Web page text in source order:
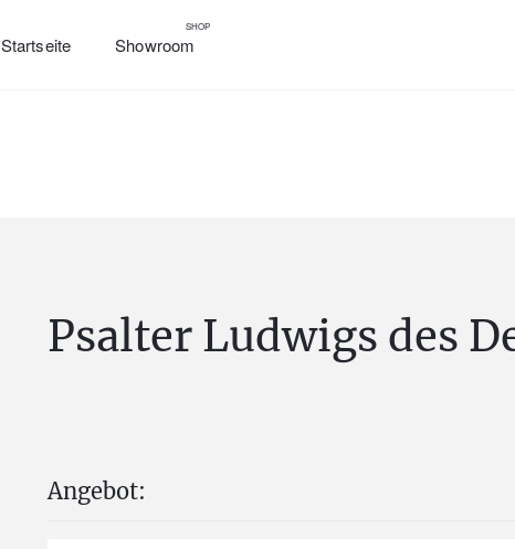
Startseite Showroom
SHOP
Psalter Ludwigs des
Angebot: